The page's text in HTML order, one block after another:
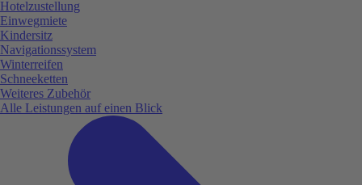
Hotelzustellung
Einwegmiete
Kindersitz
Navigationssystem
Winterreifen
Schneeketten
Weiteres Zubehör
Alle Leistungen auf einen Blick